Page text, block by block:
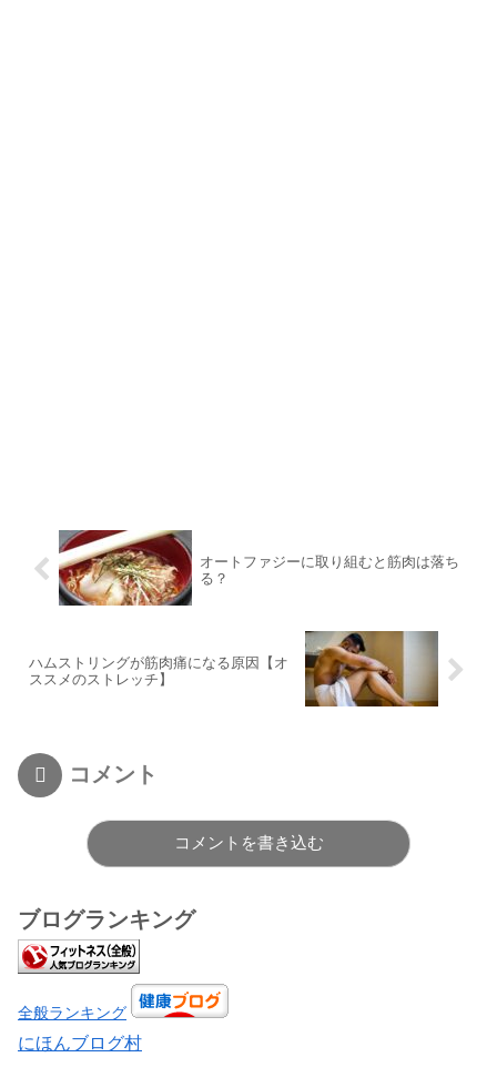
オートファジーに取り組むと筋肉は落ち
る？
ハムストリングが筋肉痛になる原因【オ
ススメのストレッチ】
コメント
コメントを書き込む
ブログランキング
全般ランキング
にほんブログ村